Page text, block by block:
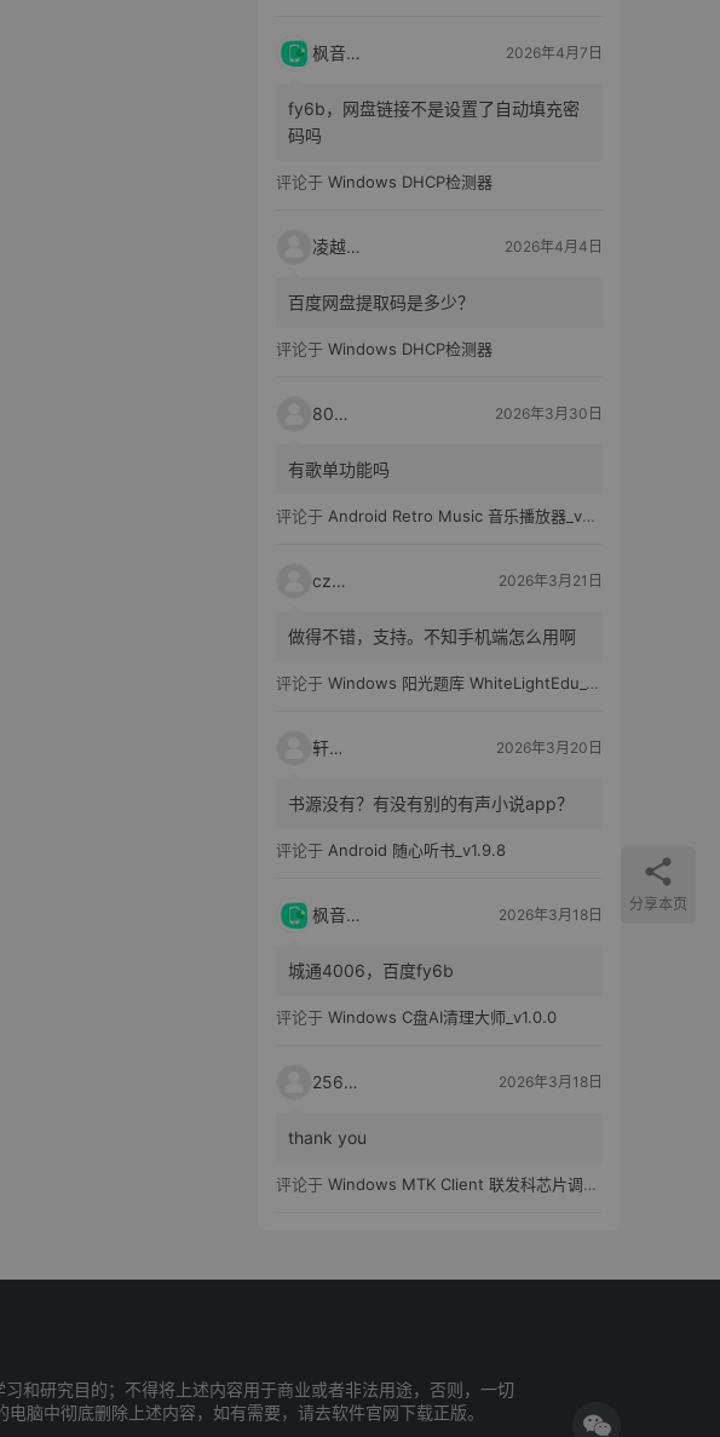
枫音应用 2026年4月7日
fy6b，网盘链接不是设置了自动填充密
码吗
评论于 Windows DHCP检测器
凌越电子 2026年4月4日
百度网盘提取码是多少？
评论于 Windows DHCP检测器
80521 2026年3月30日
有歌单功能吗
评论于 Android Retro Music 音乐播放器_v6.6.0
czh7 2026年3月21日
做得不错，支持。不知手机端怎么用啊
评论于 Windows 阳光题库 WhiteLightEdu_v2.0.0
轩爸 2026年3月20日
书源没有？有没有别的有声小说app？
评论于 Android 随心听书_v1.9.8
枫音应用 2026年3月18日
城通4006，百度fy6b
评论于 Windows C盘AI清理大师_v1.0.0
25651 2026年3月18日
thank you
评论于 Windows MTK Client 联发科芯片调试工具_v2.01 汉化版
和研究目的；不得将上述内容用于商业或者非法用途，否则，一切
脑中彻底删除上述内容，如有需要，请去软件官网下载正版。
分享本页